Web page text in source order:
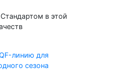
в этой
линию для
сезона